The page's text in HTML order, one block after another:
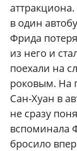
в один
Фрида
из него и
поехали на
роковым. На
Сан-Хуан в
не сразу
вспоминала
бросило